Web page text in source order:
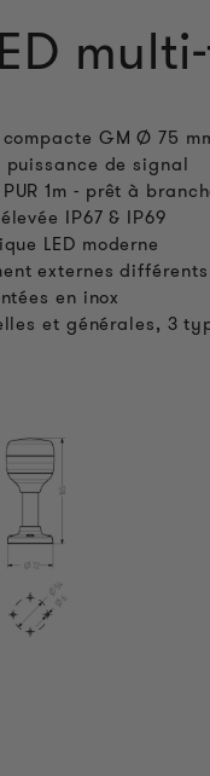
GM Ø 75
de signal
1m - prêt à
IP67 & IP69
LED moderne
externes différents
en inox
et générales, 3